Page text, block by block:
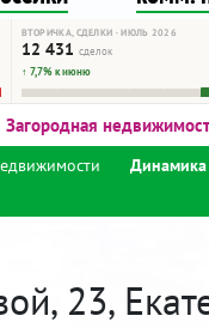
ВТОРИЧКА, СДЕЛКИ · ИЮЛЬ 2026
12 431 сделок
↑ 7,7% к июню
Загородная
Динамика
23,